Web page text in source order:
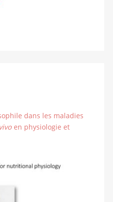
dans les maladies
en physiologie et